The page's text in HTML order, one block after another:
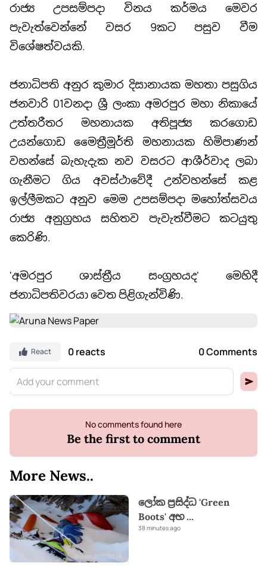
රාජ්‍ය උපසම්පදා විනය කර්මය මෙවර
පැවැත්වෙන්නේ වසර 9කට පසුව වීම
විශේෂත්වයකි.
ජනාධිපති අනුර කුමාර දිසානායක මහතා පසුගිය
ජනවාරි 01වනදා ශ්‍රී ලංකා අමරපුර මහා නිකායේ
උත්තරීතර මහනායක අතිපූජ්‍ය කරගොඩ
උයන්ගොඩ මෛත්‍රීමූර්ති මහනායක හිමිපාණන්
වහන්සේ බැහැදැක නව වසරට ආශීර්වාද ලබා
ගැනීමට ගිය අවස්ථාවේදී උන්වහන්සේ කළ
ඉල්ලීමකට අනුව මෙම උපසම්පදා මහෝත්සවය
රාජ්‍ය අනුග්‍රහය සහිතව පැවැත්වීමට කටයුතු
කෙරිණි.
'අමරපුර ශාස්ත්‍රීය සංග්‍රහයද' මෙහිදී
ජනාධිපතිවරයා වෙත පිළිගැන්විණි.
React 0 reacts 0 Comments
No comments found here
Be the first to comment
More News..
ලෝක ප්‍රසිද්ධ 'Green
Boots' අභ...
38 minutes ago